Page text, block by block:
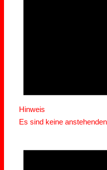
Hinweis
Es sind keine